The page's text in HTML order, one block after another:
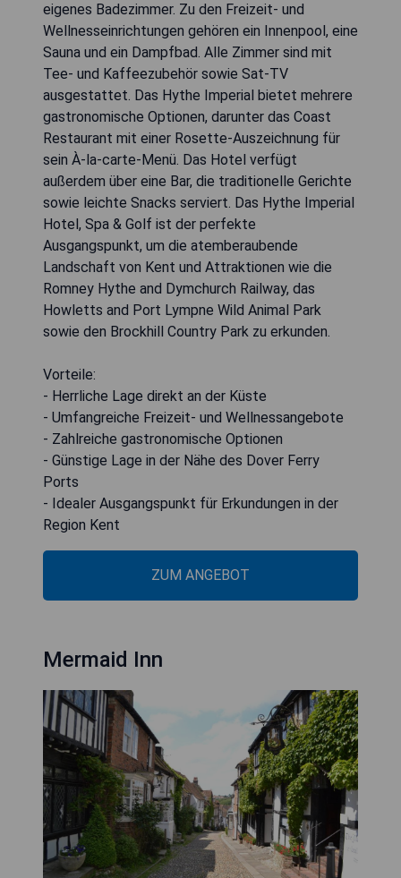
eigenes Badezimmer. Zu den Freizeit- und
Wellnesseinrichtungen gehören ein Innenpool, eine
Sauna und ein Dampfbad. Alle Zimmer sind mit
Tee- und Kaffeezubehör sowie Sat-TV
ausgestattet. Das Hythe Imperial bietet mehrere
gastronomische Optionen, darunter das Coast
Restaurant mit einer Rosette-Auszeichnung für
sein À-la-carte-Menü. Das Hotel verfügt
außerdem über eine Bar, die traditionelle Gerichte
sowie leichte Snacks serviert. Das Hythe Imperial
Hotel, Spa & Golf ist der perfekte
Ausgangspunkt, um die atemberaubende
Landschaft von Kent und Attraktionen wie die
Romney Hythe and Dymchurch Railway, das
Howletts and Port Lympne Wild Animal Park
sowie den Brockhill Country Park zu erkunden.
Vorteile:
- Herrliche Lage direkt an der Küste
- Umfangreiche Freizeit- und Wellnessangebote
- Zahlreiche gastronomische Optionen
- Günstige Lage in der Nähe des Dover Ferry
Ports
- Idealer Ausgangspunkt für Erkundungen in der
Region Kent
ZUM ANGEBOT
Mermaid Inn